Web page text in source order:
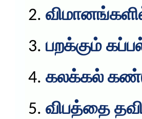
பறக்கும்
கலக்கல்
விபத்தை